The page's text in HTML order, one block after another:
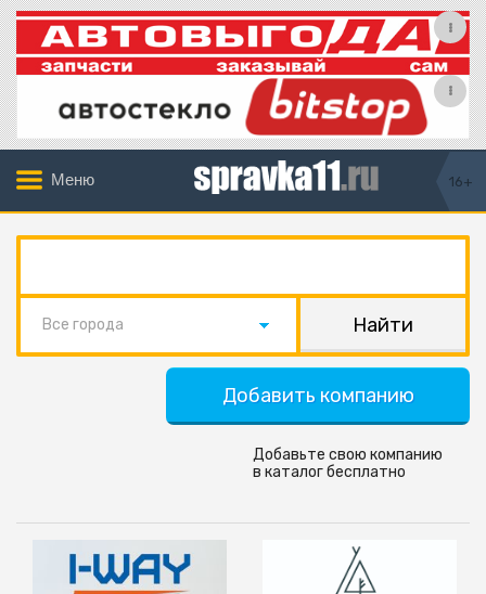
Меню 16+
Все города
Добавить компанию
Добавьте свою компанию
в каталог бесплатно